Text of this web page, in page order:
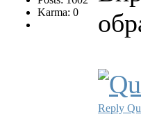
Karma: 0
Reply